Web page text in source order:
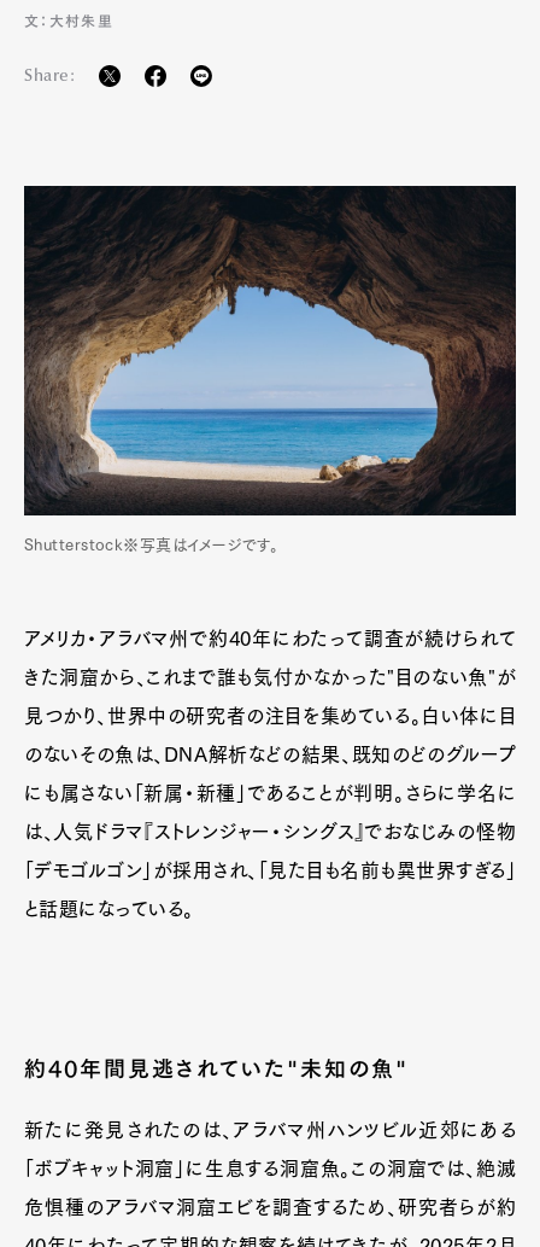
文：大村朱里
Share:
Shutterstock※写真はイメージです。
アメリカ・アラバマ州で約40年にわたって調査が続けられて
きた洞窟から、これまで誰も気付かなかった"目のない魚"が
見つかり、世界中の研究者の注目を集めている。白い体に目
のないその魚は、DNA解析などの結果、既知のどのグループ
にも属さない「新属・新種」であることが判明。さらに学名に
は、人気ドラマ『ストレンジャー・シングス』でおなじみの怪物
「デモゴルゴン」が採用され、「見た目も名前も異世界すぎる」
と話題になっている。
約40年間見逃されていた"未知の魚"
新たに発見されたのは、アラバマ州ハンツビル近郊にある
「ボブキャット洞窟」に生息する洞窟魚。この洞窟では、絶滅
危惧種のアラバマ洞窟エビを調査するため、研究者らが約